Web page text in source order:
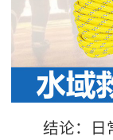
结论：日